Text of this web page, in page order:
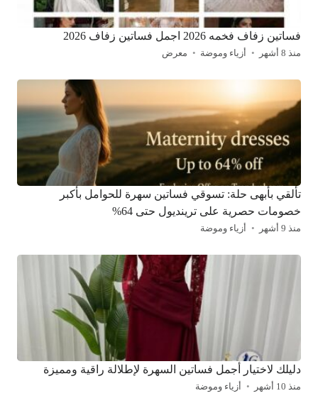
فساتين زفاف فخمه 2026 اجمل فساتين زفاف 2026
منذ 8 أشهر أزياء وموضة معرض
تألقي بأبهى حلة: تسوقي فساتين سهرة للحوامل بأكبر
خصومات حصرية على ترينديول حتى 64%
منذ 9 أشهر أزياء وموضة
دليلك لاختيار أجمل فساتين السهرة لإطلالة راقية ومميزة
منذ 10 أشهر أزياء وموضة